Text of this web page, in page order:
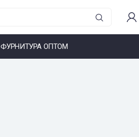
ФУРНИТУРА ОПТОМ